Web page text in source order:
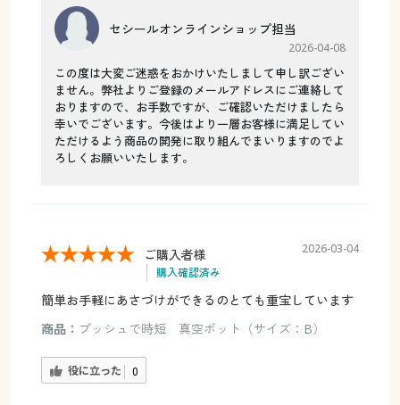
セシールオンラインショップ担当
2026-04-08
この度は大変ご迷惑をおかけいたしまして申し訳ござい
ません。弊社よりご登録のメールアドレスにご連絡して
おりますので、お手数ですが、ご確認いただけましたら
幸いでございます。今後はより一層お客様に満足してい
ただけるよう商品の開発に取り組んでまいりますのでよ
ろしくお願いいたします。
ご購入者様
購入確認済み
2026-03-04
簡単お手軽にあさづけができるのとても重宝しています
商品： プッシュで時短 真空ポット（サイズ：B）
役に立った 0